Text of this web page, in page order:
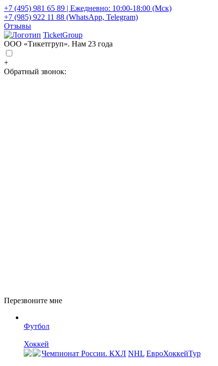
+7 (495) 981 65 89 | Ежедневно: 10:00-18:00 (Мск)
+7 (985) 922 11 88 (WhatsApp, Telegram)
Отзывы
TicketGroup
ООО «Тикетгруп». Нам 23 года
+
Обратный звонок:
Перезвоните мне
Футбол
Хоккей
Чемпионат России. КХЛ NHL ЕвроХоккейТур